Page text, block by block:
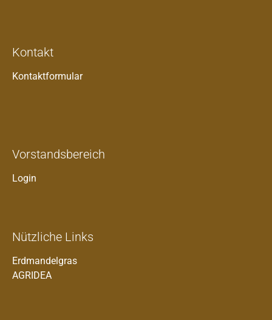
Kontakt
Kontaktformular
Vorstandsbereich
Login
Nützliche Links
Erdmandelgras
AGRIDEA